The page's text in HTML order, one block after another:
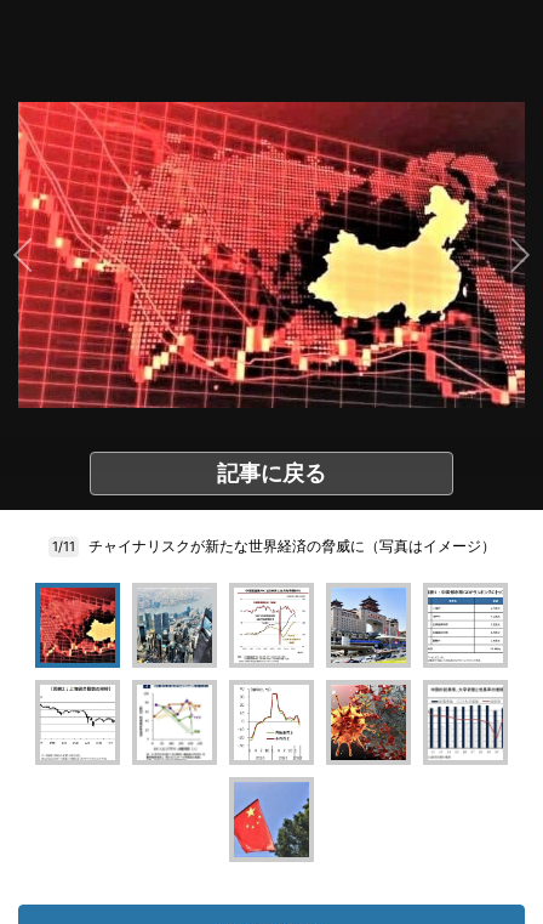
記事に戻る
1/11 チャイナリスクが新たな世界経済の脅威に（写真はイメージ）